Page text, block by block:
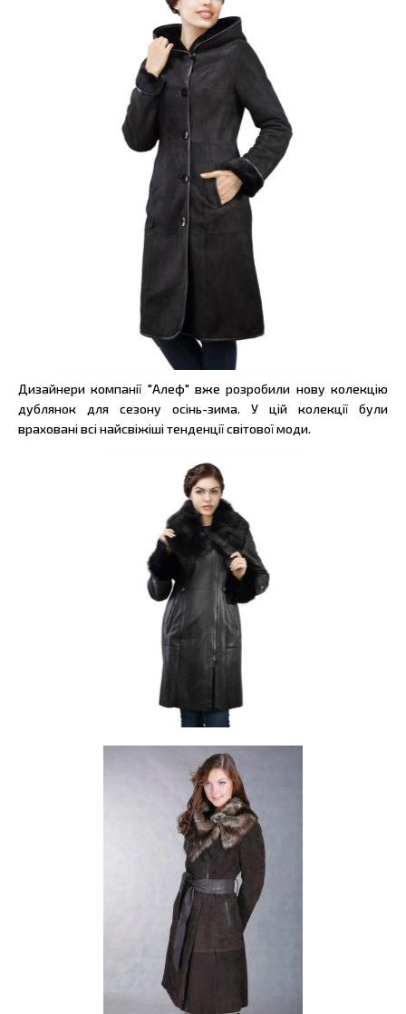
Дизайнери компанії "Алеф" вже розробили нову колекцію
дублянок для сезону осінь-зима. У цій колекції були
враховані всі найсвіжіші тенденції світової моди.